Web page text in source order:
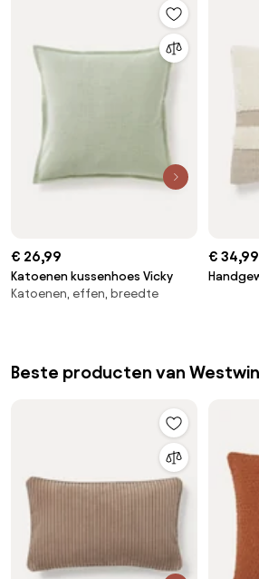
€ 26,99
Katoenen kussenhoes Vicky
Katoenen, effen, breedte
€ 34,99
Beste producten van